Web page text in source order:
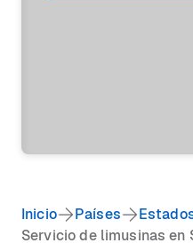
Inicio Países
Servicio de limusinas en